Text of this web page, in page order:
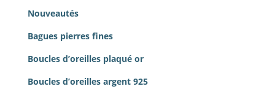
Nouveautés
Bagues pierres fines
Boucles d’oreilles plaqué or
Boucles d’oreilles argent 925